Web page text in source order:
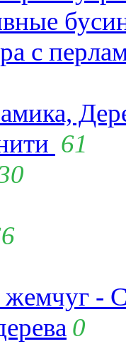
с
61
-
0